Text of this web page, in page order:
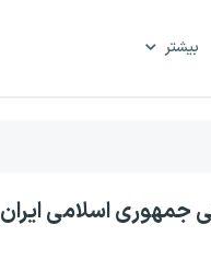
بیشتر
جمهوری اسلامی ایران